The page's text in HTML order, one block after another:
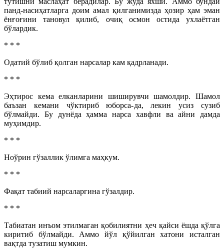
панд-насиҳатларга доим амал қилганимизда ҳозир ҳам эман
ёнғоғини тановул қилиб, очиқ осмон остида ухлаётган
бўлардик.
* * *
Одатий бўлиб қолган нарсалар кам қадрланади.
* * *
Эҳтирос кема елканларини шиширувчи шамолдир. Шамол
баъзан кемани чўктириб юборса-да, лекин усиз сузиб
бўлмайди. Бу дунёда ҳамма нарса хавфли ва айни дамда
муҳимдир.
* * *
Ноўрин гўзаллик ўлимга маҳкум.
* * *
Фақат табиий нарсаларгина гўзалдир.
* * *
Табиатан инъом этилмаган қобилиятни ҳеч қайси ёшда қўлга
киритиб бўлмайди. Аммо йўл қўйилган хатони исталган
вақтда тузатиш мумкин.